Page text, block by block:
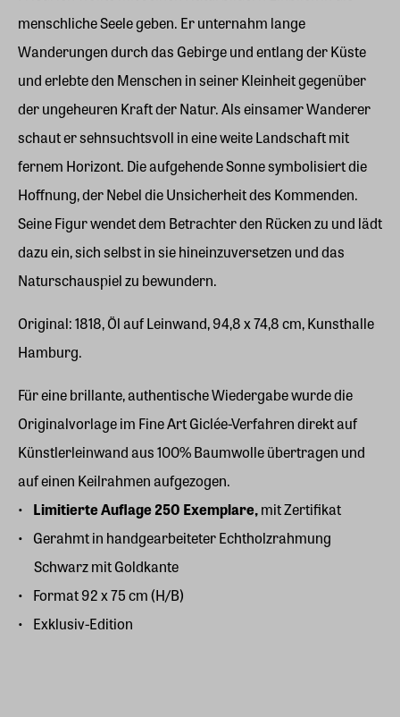
menschliche Seele geben. Er unternahm lange
Wanderungen durch das Gebirge und entlang der Küste
und erlebte den Menschen in seiner Kleinheit gegenüber
der ungeheuren Kraft der Natur. Als einsamer Wanderer
schaut er sehnsuchtsvoll in eine weite Landschaft mit
fernem Horizont. Die aufgehende Sonne symbolisiert die
Hoffnung, der Nebel die Unsicherheit des Kommenden.
Seine Figur wendet dem Betrachter den Rücken zu und lädt
dazu ein, sich selbst in sie hineinzuversetzen und das
Naturschauspiel zu bewundern.
Original: 1818, Öl auf Leinwand, 94,8 x 74,8 cm, Kunsthalle
Hamburg.
Für eine brillante, authentische Wiedergabe wurde die
Originalvorlage im Fine Art Giclée-Verfahren direkt auf
Künstlerleinwand aus 100% Baumwolle übertragen und
auf einen Keilrahmen aufgezogen.
Limitierte Auflage 250 Exemplare,mit Zertifikat
Gerahmt in handgearbeiteter Echtholzrahmung
Schwarz mit Goldkante
Format 92 x 75 cm (H/B)
Exklusiv-Edition